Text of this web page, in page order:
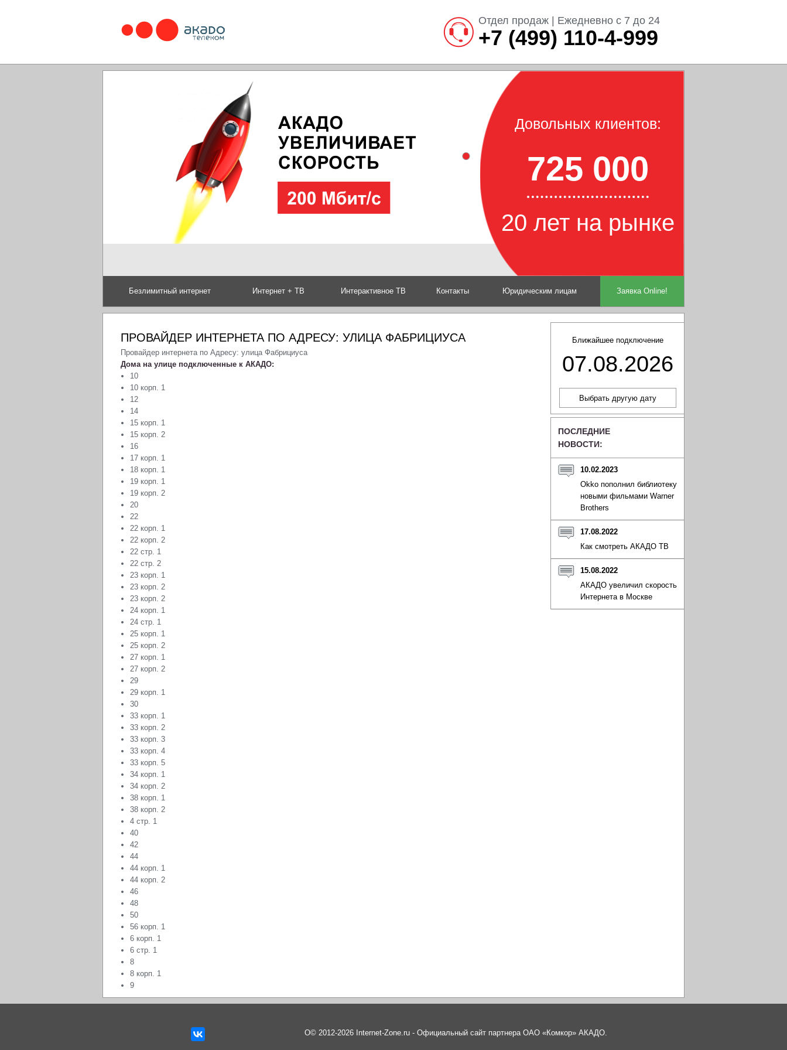
Отдел продаж | Ежедневно с 7 до 24
+7 (499) 110-4-999
Довольных клиентов:
725 000
20 лет на рынке
Безлимитный интернет Интернет + ТВ Интерактивное ТВ Контакты Юридическим лицам Заявка Online!
Ближайшее подключение
07.08.2026
ПОСЛЕДНИЕ
НОВОСТИ:
10.02.2023
Okko пополнил библиотеку
новыми фильмами Warner
Brothers
17.08.2022
Как смотреть АКАДО ТВ
15.08.2022
АКАДО увеличил скорость
Интернета в Москве
ПРОВАЙДЕР ИНТЕРНЕТА ПО АДРЕСУ: УЛИЦА ФАБРИЦИУСА
Провайдер интернета по Адресу: улица Фабрициуса
Дома на улице подключенные к АКАДО:
10
10 корп. 1
12
14
15 корп. 1
15 корп. 2
16
17 корп. 1
18 корп. 1
19 корп. 1
19 корп. 2
20
22
22 корп. 1
22 корп. 2
22 стр. 1
22 стр. 2
23 корп. 1
23 корп. 2
23 корп. 2
24 корп. 1
24 стр. 1
25 корп. 1
25 корп. 2
27 корп. 1
27 корп. 2
29
29 корп. 1
30
33 корп. 1
33 корп. 2
33 корп. 3
33 корп. 4
33 корп. 5
34 корп. 1
34 корп. 2
38 корп. 1
38 корп. 2
4 стр. 1
40
42
44
44 корп. 1
44 корп. 2
46
48
50
56 корп. 1
6 корп. 1
6 стр. 1
8
8 корп. 1
9
О© 2012-2026 Internet-Zone.ru - Официальный сайт партнера ОАО «Комкор» АКАДО.